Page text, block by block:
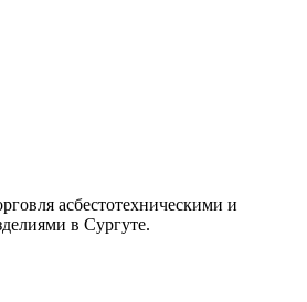
асбестотехническими и
в Сургуте.